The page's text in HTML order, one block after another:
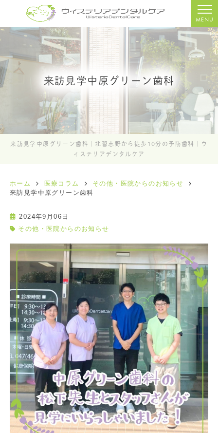
MENU
来訪見学中原グリーン歯科
来訪見学中原グリーン歯科｜北習志野から徒歩10分の予防歯科｜ウ
ィステリアデンタルケア
ホーム 医療コラム
その他・医院からのお知らせ
来訪見学中原グリーン歯科
2024年9月06日
その他・医院からのお知らせ